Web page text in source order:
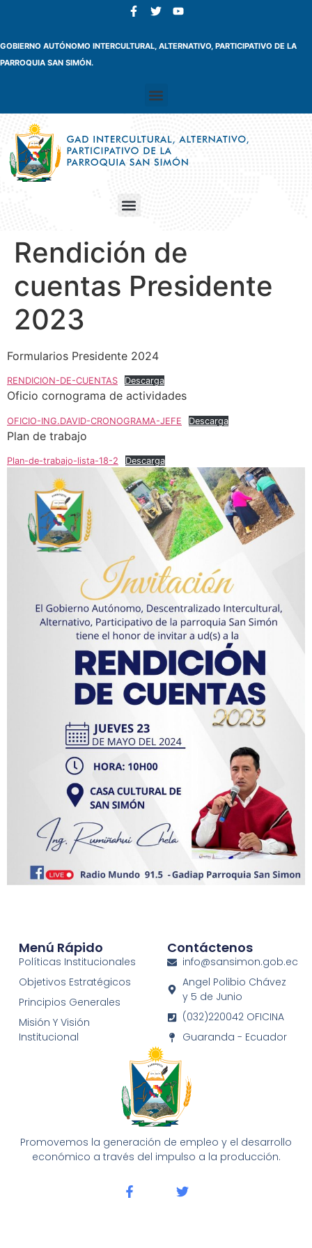
GOBIERNO AUTÓNOMO INTERCULTURAL, ALTERNATIVO, PARTICIPATIVO DE LA
PARROQUIA SAN SIMÓN.
Rendición de
cuentas Presidente
2023
Formularios Presidente 2024
RENDICION-DE-CUENTAS Descarga
Oficio cornograma de actividades
OFICIO-ING.DAVID-CRONOGRAMA-JEFE Descarga
Plan de trabajo
Plan-de-trabajo-lista-18-2 Descarga
Promovemos la generación de empleo y el desarrollo
económico a través del impulso a la producción.
Menú Rápido
Políticas Institucionales
Objetivos Estratégicos
Principios Generales
Misión Y Visión
Institucional
Contáctenos
info@sansimon.gob.ec
Angel Polibio Chávez
y 5 de Junio
(032)220042 OFICINA
Guaranda - Ecuador